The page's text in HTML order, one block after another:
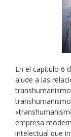
En el capítulo 6
alude a las
empresa
intelectual que